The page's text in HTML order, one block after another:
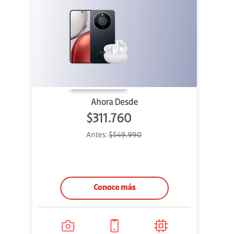
Ahora Desde
$311.760
Antes:$549.990
Conoce más